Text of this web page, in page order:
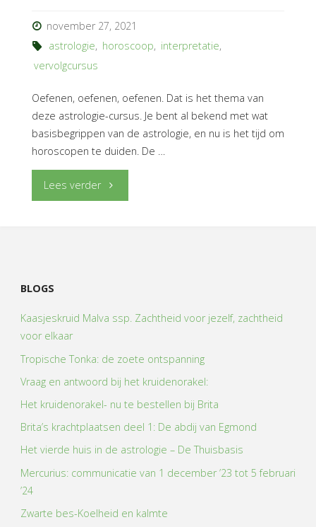
november 27, 2021
astrologie, horoscoop, interpretatie,
vervolgcursus
Oefenen, oefenen, oefenen. Dat is het thema van
deze astrologie-cursus. Je bent al bekend met wat
basisbegrippen van de astrologie, en nu is het tijd om
horoscopen te duiden. De …
Lees verder"Astrologie-
de
horoscoop.
Start
woensdag
februari
BLOGS
Kaasjeskruid Malva ssp. Zachtheid voor jezelf, zachtheid
voor elkaar
Tropische Tonka: de zoete ontspanning
Vraag en antwoord bij het kruidenorakel:
Het kruidenorakel- nu te bestellen bij Brita
Brita’s krachtplaatsen deel 1: De abdij van Egmond
Het vierde huis in de astrologie – De Thuisbasis
Mercurius: communicatie van 1 december ’23 tot 5 februari
’24
Zwarte bes-Koelheid en kalmte